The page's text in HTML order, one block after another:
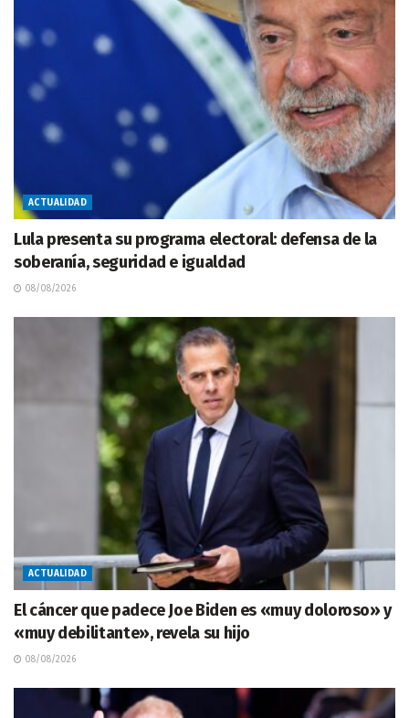
ACTUALIDAD
Lula presenta su programa electoral: defensa de la
soberanía, seguridad e igualdad
08/08/2026
ACTUALIDAD
El cáncer que padece Joe Biden es «muy doloroso» y
«muy debilitante», revela su hijo
08/08/2026